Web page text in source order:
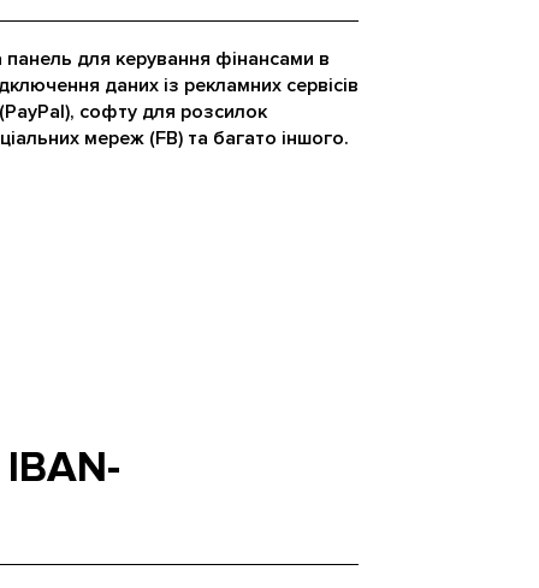
панель для керування фінансами в
даних із рекламних сервісів
софту для розсилок
мереж (FB) та багато іншого.